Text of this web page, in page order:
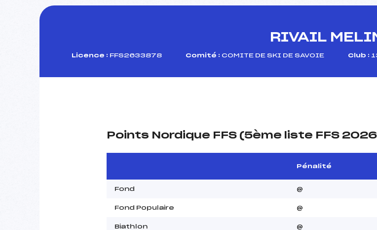
RIVAIL
Licence : FFS2633878 Comité : COMITE DE SKI DE SAVOIE Club :
Points Nordique FFS (5ème liste FFS
Pénalité
Fond @
Fond Populaire @
Biathlon @